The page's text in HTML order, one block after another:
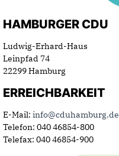
HAMBURGER CDU
Ludwig-Erhard-Haus
Leinpfad 74
22299 Hamburg
ERREICHBARKEIT
E-Mail: info@cduhamburg.de
Telefon: 040 46854-800
Telefax: 040 46854-900